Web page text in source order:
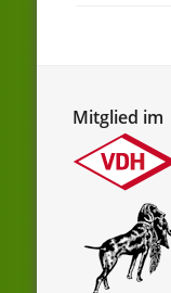
Mitglied im